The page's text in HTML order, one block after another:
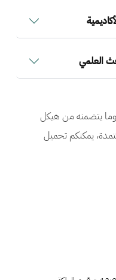
العلمي
وما يتضمنه من هيكل
يمكنكم تحميل